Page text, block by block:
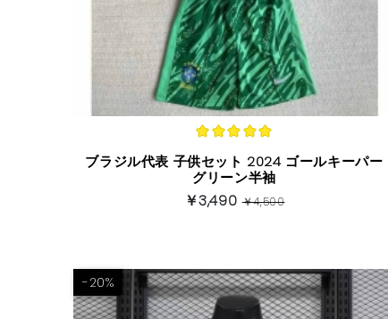
ブラジル代表 子供セット 2024 ゴールキーパー
グリーン半袖
￥3,490￥4,500
-20%